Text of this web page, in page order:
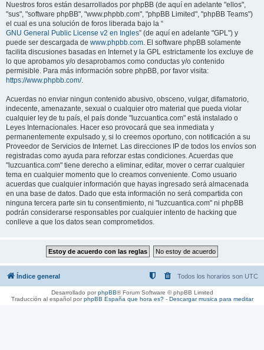
Nuestros foros están desarrollados por phpBB (de aquí en adelante "ellos",
"sus", "software phpBB", "www.phpbb.com", "phpBB Limited", "phpBB Teams")
el cual es una solución de foros liberada bajo la “
GNU General Public License v2 en Ingles” (de aquí en adelante "GPL") y
puede ser descargada de www.phpbb.com. El software phpBB solamente
facilita discusiones basadas en Internet y la GPL estrictamente los excluye de
lo que aprobamos y/o desaprobamos como conductas y/o contenido
permisible. Para más información sobre phpBB, por favor visita:
https://www.phpbb.com/.
Acuerdas no enviar ningun contenido abusivo, obsceno, vulgar, difamatorio,
indecente, amenazante, sexual o cualquier otro material que pueda violar
cualquier ley de tu país, el país donde "luzcuantica.com" está instalado o
Leyes Internacionales. Hacer eso provocará que sea inmediata y
permanentemente expulsado y, si lo creemos oportuno, con notificación a su
Proveedor de Servicios de Internet. Las direcciones IP de todos los envíos son
registradas como ayuda para reforzar estas condiciones. Acuerdas que
"luzcuantica.com" tiene derecho a eliminar, editar, mover o cerrar cualquier
tema en cualquier momento que lo creamos conveniente. Como usuario
acuerdas que cualquier información que hayas ingresado será almacenada
en una base de datos. Dado que esta información no será compartida con
ninguna tercera parte sin tu consentimiento, ni "luzcuantica.com" ni phpBB
podrán considerarse responsables por cualquier intento de hacking que
conlleve a que los datos sean comprometidos.
Índice general Todos los horarios son UTC
Desarrollado porphpBB® Forum Software © phpBB Limited
Traducción al español porphpBB España que hora es?- Descargar musica para meditar